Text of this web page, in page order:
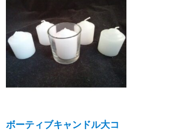
ボーティブキャンドル大コ